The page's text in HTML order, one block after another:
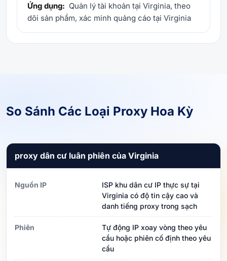
Ứng dụng: Quản lý tài khoản tại Virginia, theo
dõi sản phẩm, xác minh quảng cáo tại Virginia
So Sánh Các Loại Proxy Hoa Kỳ
proxy dân cư luân phiên của Virginia
Nguồn IP
ISP khu dân cư IP thực sự tại
Virginia có độ tin cậy cao và
danh tiếng proxy trong sạch
Phiên
Tự động IP xoay vòng theo yêu
cầu hoặc phiên cố định theo yêu
cầu